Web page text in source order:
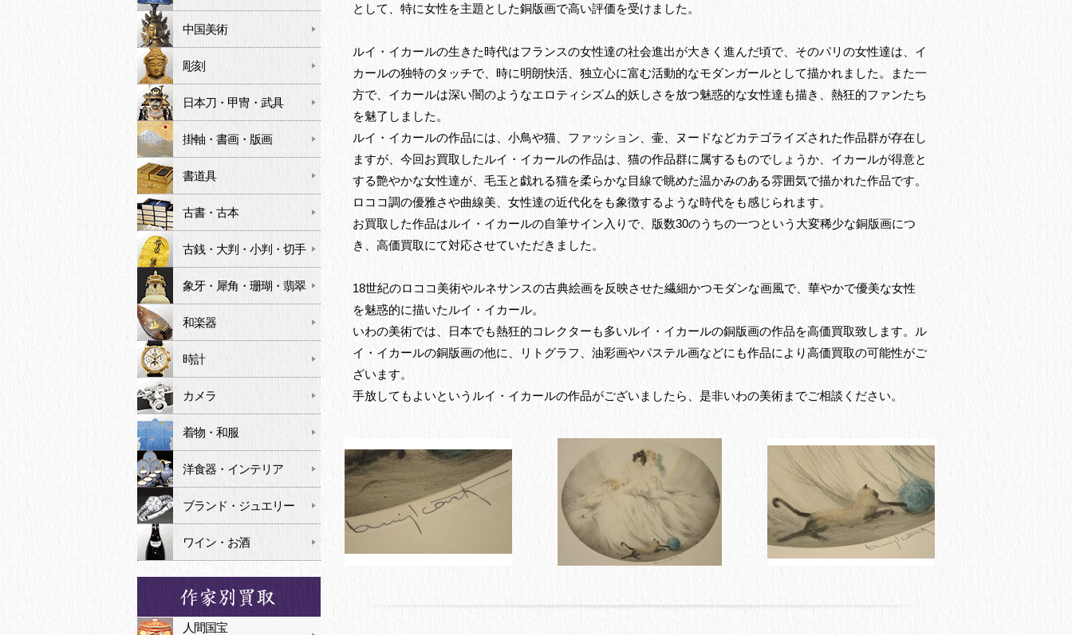
として、特に女性を主題とした銅版画で高い評価を受けました。
ルイ・イカールの生きた時代はフランスの女性達の社会進出が大きく進んだ頃で、そのパリの女性達は、イ
カールの独特のタッチで、時に明朗快活、独立心に富む活動的なモダンガールとして描かれました。また一
方で、イカールは深い闇のようなエロティシズム的妖しさを放つ魅惑的な女性達も描き、熱狂的ファンたち
を魅了しました。
ルイ・イカールの作品には、小鳥や猫、ファッション、壷、ヌードなどカテゴライズされた作品群が存在し
ますが、今回お買取したルイ・イカールの作品は、猫の作品群に属するものでしょうか、イカールが得意と
する艶やかな女性達が、毛玉と戯れる猫を柔らかな目線で眺めた温かみのある雰囲気で描かれた作品です。
ロココ調の優雅さや曲線美、女性達の近代化をも象徴するような時代をも感じられます。
お買取した作品はルイ・イカールの自筆サイン入りで、版数30のうちの一つという大変稀少な銅版画につ
き、高価買取にて対応させていただきました。
18世紀のロココ美術やルネサンスの古典絵画を反映させた繊細かつモダンな画風で、華やかで優美な女性
を魅惑的に描いたルイ・イカール。
いわの美術では、日本でも熱狂的コレクターも多いルイ・イカールの銅版画の作品を高価買取致します。ル
イ・イカールの銅版画の他に、リトグラフ、油彩画やパステル画などにも作品により高価買取の可能性がご
ざいます。
手放してもよいというルイ・イカールの作品がございましたら、是非いわの美術までご相談ください。
中国美術
彫刻
日本刀・甲冑・武具
掛軸・書画・版画
書道具
古書・古本
古銭・大判・小判・切手
象牙・犀角・珊瑚・翡翠
和楽器
時計
カメラ
着物・和服
洋食器・インテリア
ブランド・ジュエリー
ワイン・お酒
人間国宝